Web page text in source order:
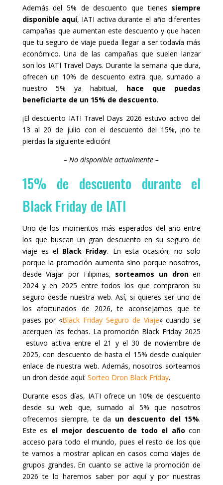
c
h
a
n
g
i
n
d
a
t
e
s
r
c
h
a
g
i
n
g
d
t
e
.
Además del 5% de descuento que tienes siempre
disponible aquí, IATI activa durante el año diferentes
campañas que aumentan este descuento y que hacen
que tu seguro de viaje pueda llegar a ser todavía más
económico. Una de las campañas que suelen lanzar
son los IATI Travel Days. Durante la semana que dura,
ofrecen un 10% de descuento extra que, sumado a
nuestro 5% ya habitual, hace que puedas
beneficiarte de un 15% de descuento.
¡El descuento IATI Travel Days 2026 estuvo activo del
13 al 20 de julio con el descuento del 15%, ¡no te
pierdas la siguiente edición!
– No disponible actualmente –
15% de descuento durante el
Black Friday de IATI
Uno de los momentos más esperados del año entre
los que buscan un gran descuento en su seguro de
viaje es el Black Friday. En esta ocasión, no solo
porque la promoción aumenta sino porque nosotros,
desde Viajar por Filipinas, sorteamos un dronen
2024 y en 2025 entre todos los que compraron su
seguro desde nuestra web. Así, si quieres ser uno de
los afortunados de 2026, te aconsejamos que te
pases por «Black Friday Seguro de Viaje» cuando se
acerquen las fechas. La promoción Black Friday 2025
estuvo activa entre el 21 y el 30 de noviembre de
2025, con descuento de hasta el 15% desde cualquier
enlace de nuestra web. Además, nosotros sorteamos
un dron desde aquí: Sorteo Dron Black Friday.
Durante esos días, IATI ofrece un 10% de descuento
desde su web que, sumado al 5% que nosotros
ofrecemos siempre, te da un descuento del 15%.
Este es el mejor descuento de todo el año con
acceso para todo el mundo, pues el resto de los que
te vamos a mostrar aplican en casos como viajes de
grupos grandes. En cuanto se active la promoción de
2026 te lo haremos saber por aquí y por nuestras